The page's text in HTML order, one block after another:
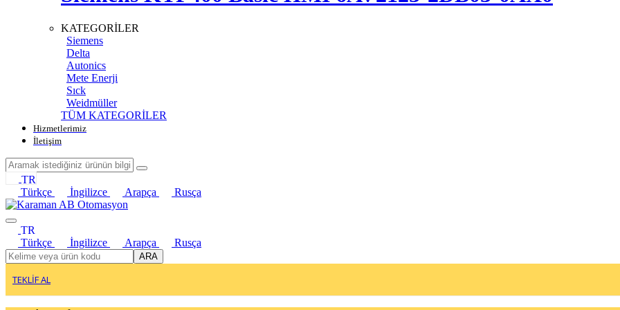
KATEGORİLER
Siemens
Delta
Autonics
Mete Enerji
Sıck
Weidmüller
TÜM KATEGORİLER
Hizmetlerimiz
İletişim
TR
Türkçe
İngilizce Arapça Rusça
TR
Türkçe
İngilizce Arapça Rusça
ARA
TEKLİF AL